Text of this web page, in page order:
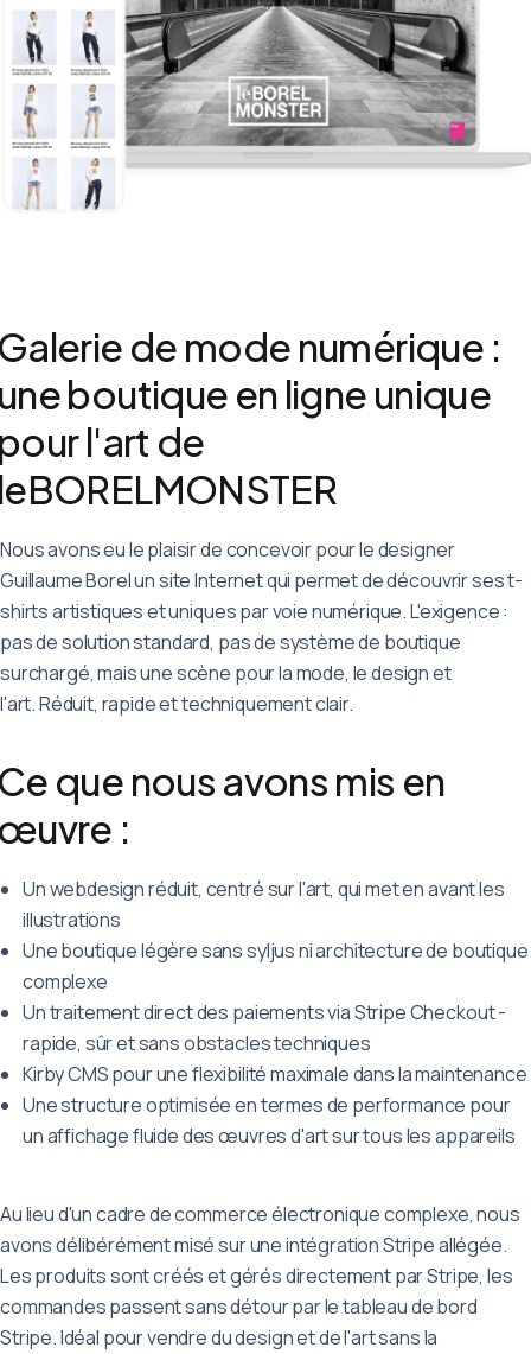
de mode numérique :
boutique en ligne unique
l'art de
Nous avons eu le plaisir de concevoir pour le designer
Guillaume Borel un site Internet qui permet de découvrir ses t-
shirts artistiques et uniques par voie numérique. L'exigence :
pas de solution standard, pas de système de boutique
surchargé, mais une scène pour la mode, le design et
l'art. Réduit, rapide et techniquement clair.
que nous avons mis en
:
Un webdesign réduit, centré sur l'art, qui met en avant les
illustrations
Une boutique légère sans syljus ni architecture de boutique
complexe
Un traitement direct des paiements via Stripe Checkout -
rapide, sûr et sans obstacles techniques
Kirby CMS pour une flexibilité maximale dans la maintenance
Une structure optimisée en termes de performance pour
un affichage fluide des œuvres d'art sur tous les appareils
Au lieu d'un cadre de commerce électronique complexe, nous
avons délibérément misé sur une intégration Stripe allégée.
Les produits sont créés et gérés directement par Stripe, les
commandes passent sans détour par le tableau de bord
Stripe. Idéal pour vendre du design et de l'art sans la